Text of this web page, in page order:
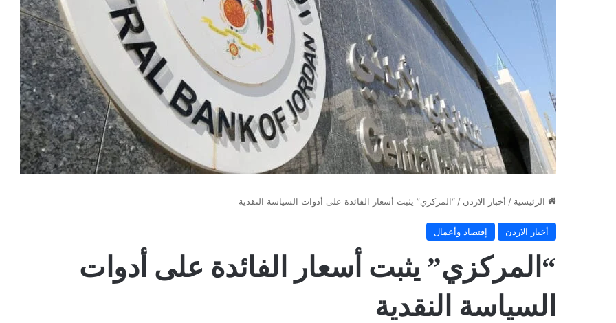
الرئيسية / أخبار الاردن / “المركزي” يثبت أسعار الفائدة على أدوات السياسة النقدية
أخبار الاردن إقتصاد وأعمال
“المركزي” يثبت أسعار الفائدة على أدوات
السياسة النقدية